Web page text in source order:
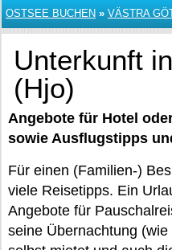
OSTSEE BUCHEN » VÄSTRA
Unterkunft
(Hjo)
Angebote für Hotel
sowie Ausflugstipps
Für einen (Familien-)
viele Reisetipps. Ein
Angebote für
seine Übernachtung